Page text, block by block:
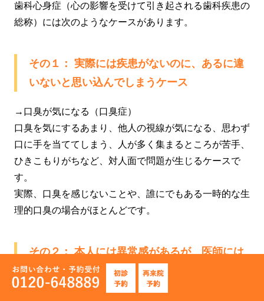
歯科心身症（心の影響を受けて引き起される歯科疾患の
総称）には次のようなケースがあります。
その１： 実際には疾患がないのに、あるに違
いないと思い込んでしまうケース
→口臭が気になる（口臭症）
口臭を気にするあまり、他人の視線が気になる、思わず
口に手を当ててしまう、人が多く集まるところが苦手、
ひきこもりがちなど、対人面で問題が生じるケースで
す。
実際、口臭を感じないことや、誰にでもある一時的な生
理的口臭の場合がほとんどです。
その２： 本人には異常感があるが、医師には
その原因が見当たらないケース